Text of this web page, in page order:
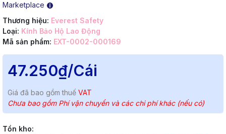
Marketplace
Thương hiệu: Everest Safety
Loại: Kính Bảo Hộ Lao Động
Mã sản phẩm: EXT-0002-000169
47.250₫/Cái
Giá đã bao gồm thuế VAT
Chưa bao gồm Phí vận chuyển và các chi phí khác (nếu có)
Tồn kho: